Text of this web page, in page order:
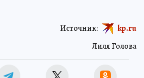
Лиля Голова
Источник: kp.ru